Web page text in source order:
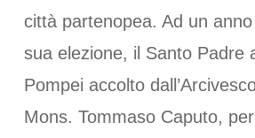
città partenopea. Ad un
sua elezione, il Santo Padre
Pompei accolto
Mons. Tommaso Caputo,